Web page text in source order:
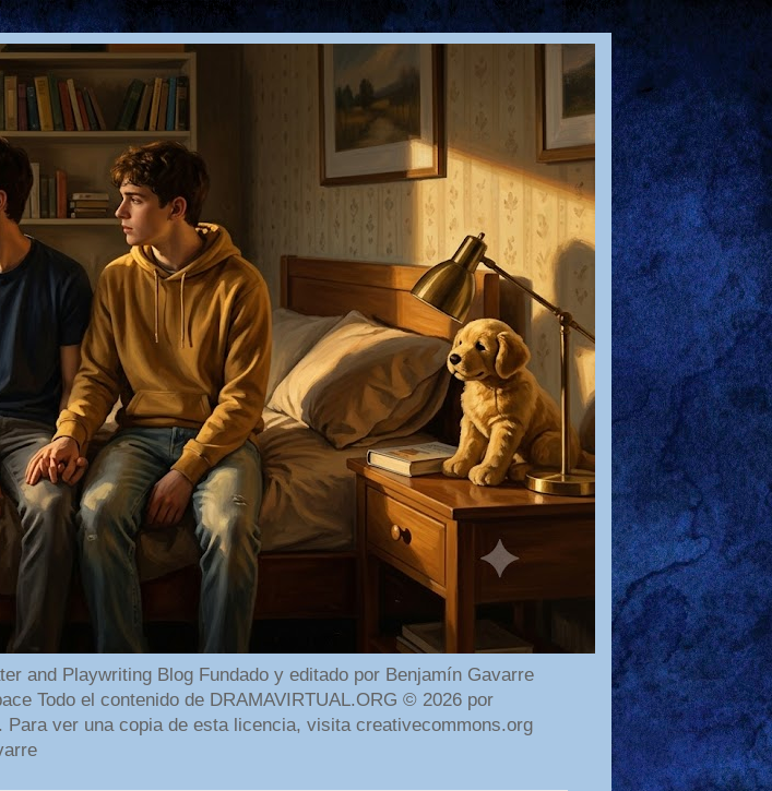
and Playwriting Blog Fundado y editado por Benjamín Gavarre
Todo el contenido de DRAMAVIRTUAL.ORG © 2026 por
ver una copia de esta licencia, visita creativecommons.org